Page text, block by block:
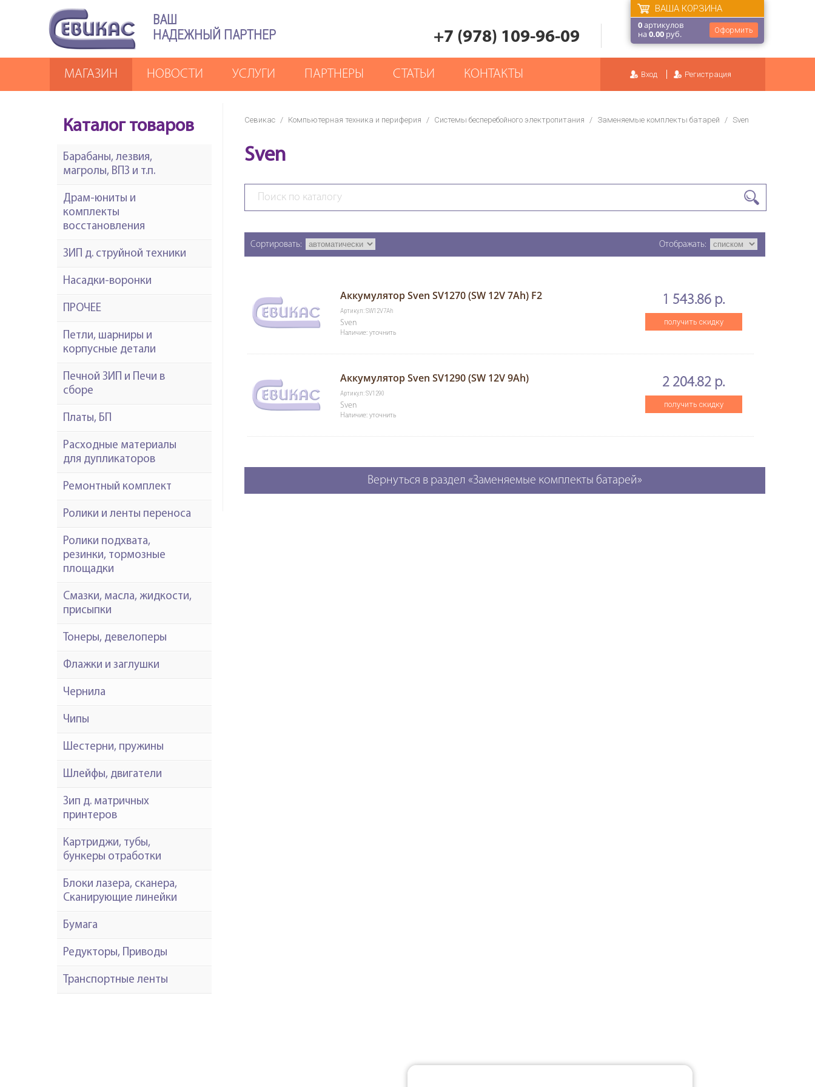
ВАШ
НАДЕЖНЫЙ ПАРТНЕР
+7 (978) 109-96-09 Оформить
ВАША КОРЗИНА
0артикулов
на0.00 руб.
Вход Регистрация
МАГАЗИН НОВОСТИ УСЛУГИ ПАРТНЕРЫ СТАТЬИ КОНТАКТЫ
Севикас / Компьютерная техника и периферия / Системы бесперебойного электропитания / Заменяемые комплекты батарей / Sven
Sven
Сортировать: Отображать:
Аккумулятор Sven SV1270 (SW 12V 7Ah) F2
Артикул: SW12V7Ah
Sven
Наличие: уточнить
1 543.86 р.
получить скидку
Аккумулятор Sven SV1290 (SW 12V 9Ah)
Артикул: SV1290
Sven
Наличие: уточнить
2 204.82 р.
получить скидку
Вернуться в раздел «Заменяемые комплекты батарей»
Каталог товаров
Барабаны, лезвия,
магролы, ВПЗ и т.п.
Драм-юниты и
комплекты
восстановления
ЗИП д. струйной техники
Насадки-воронки
ПРОЧЕЕ
Петли, шарниры и
корпусные детали
Печной ЗИП и Печи в
сборе
Платы, БП
Расходные материалы
для дупликаторов
Ремонтный комплект
Ролики и ленты переноса
Ролики подхвата,
резинки, тормозные
площадки
Смазки, масла, жидкости,
присыпки
Тонеры, девелоперы
Флажки и заглушки
Чернила
Чипы
Шестерни, пружины
Шлейфы, двигатели
Зип д. матричных
принтеров
Картриджи, тубы,
бункеры отработки
Блоки лазера, сканера,
Сканирующие линейки
Бумага
Редукторы, Приводы
Транспортные ленты